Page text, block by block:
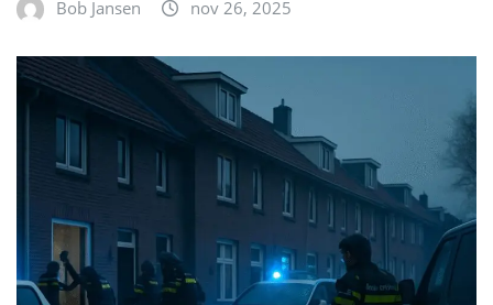
Bob Jansen nov 26, 2025